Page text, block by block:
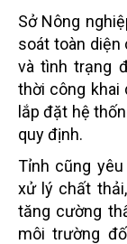
Sở Nông
soát toàn diện
và tình trạng
thời công khai
lắp đặt hệ
quy định.
Tỉnh cũng
xử lý chất
tăng cường
môi trường